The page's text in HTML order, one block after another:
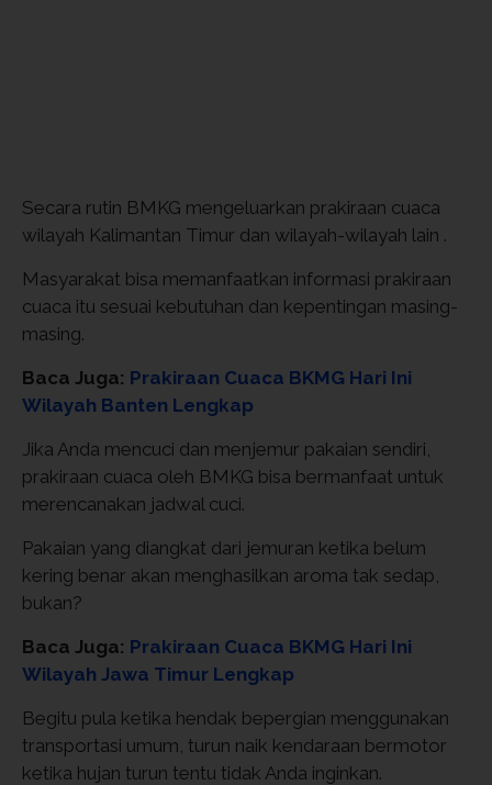
Secara rutin BMKG mengeluarkan prakiraan cuaca
wilayah Kalimantan Timur dan wilayah-wilayah lain .
Masyarakat bisa memanfaatkan informasi prakiraan
cuaca itu sesuai kebutuhan dan kepentingan masing-
masing.
Baca Juga: Prakiraan Cuaca BKMG Hari Ini
Wilayah Banten Lengkap
Jika Anda mencuci dan menjemur pakaian sendiri,
prakiraan cuaca oleh BMKG bisa bermanfaat untuk
merencanakan jadwal cuci.
Pakaian yang diangkat dari jemuran ketika belum
kering benar akan menghasilkan aroma tak sedap,
bukan?
Baca Juga: Prakiraan Cuaca BKMG Hari Ini
Wilayah Jawa Timur Lengkap
Begitu pula ketika hendak bepergian menggunakan
transportasi umum, turun naik kendaraan bermotor
ketika hujan turun tentu tidak Anda inginkan.